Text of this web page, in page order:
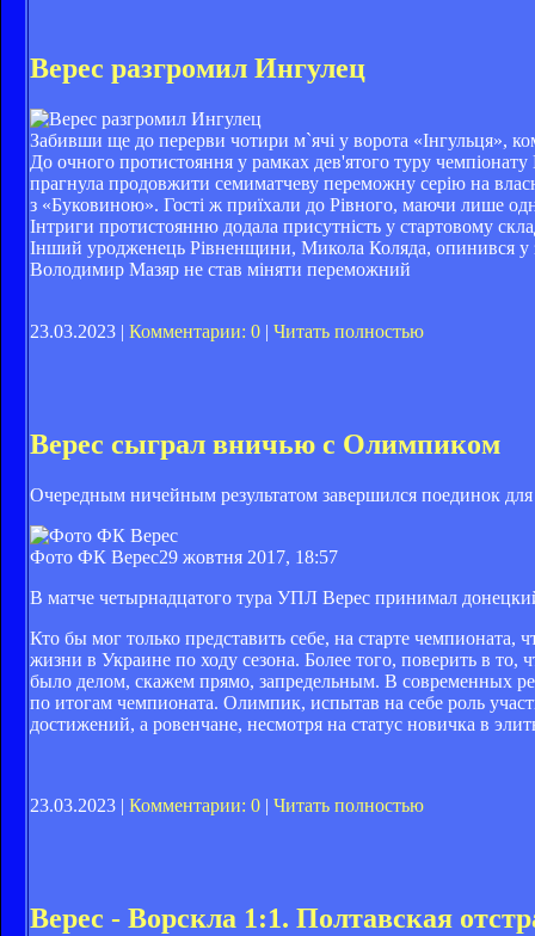
Верес разгромил Ингулец
Забивши ще до перерви чотири м`ячі у ворота «Інгульця»,
До очного протистояння у рамках дев'ятого туру
прагнула продовжити семиматчеву переможну серію на
з «Буковиною». Гості ж приїхали до Рівного, маючи лише
Інтриги протистоянню додала присутність у стартовому
Інший уродженець Рівненщини, Микола Коляда, опинився у
Володимир Мазяр не став міняти переможний
23.03.2023 | Комментарии: 0 | Читать полностью
Верес сыграл вничью с Олимпиком
Очередным ничейным результатом завершился поединок
Фото ФК Верес29 жовтня 2017, 18:57
В матче четырнадцатого тура УПЛ Верес принимал
Кто бы мог только представить себе, на старте
жизни в Украине по ходу сезона. Более того, поверить в то,
было делом, скажем прямо, запредельным. В современных
по итогам чемпионата. Олимпик, испытав на себе роль
достижений, а ровенчане, несмотря на статус новичка в
23.03.2023 | Комментарии: 0 | Читать полностью
Верес - Ворскла 1:1. Полтавская